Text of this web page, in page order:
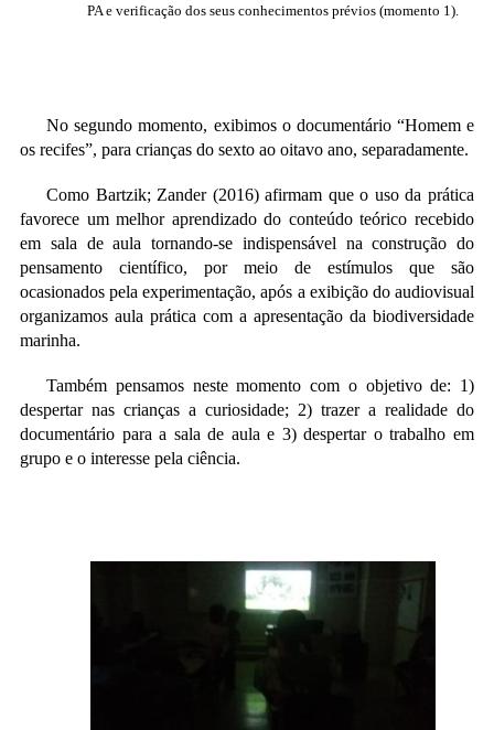
PA e verificação dos seus conhecimentos prévios (momento 1).
No segundo momento, exibimos o documentário “Homem e
os recifes”, para crianças do sexto ao oitavo ano, separadamente.
Como Bartzik; Zander (2016) afirmam que o uso da prática
favorece um melhor aprendizado do conteúdo teórico recebido
em sala de aula tornando-se indispensável na construção do
pensamento científico, por meio de estímulos que são
ocasionados pela experimentação, após a exibição do audiovisual
organizamos aula prática com a apresentação da biodiversidade
marinha.
Também pensamos neste momento com o objetivo de: 1)
despertar nas crianças a curiosidade; 2) trazer a realidade do
documentário para a sala de aula e 3) despertar o trabalho em
grupo e o interesse pela ciência.